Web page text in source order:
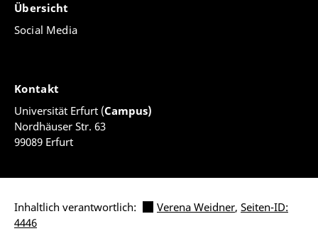
Übersicht
Social Media
Kontakt
Universität Erfurt (Campus)
Nordhäuser Str. 63
99089 Erfurt
Inhaltlich verantwortlich: Verena Weidner, Seiten-ID:
4446